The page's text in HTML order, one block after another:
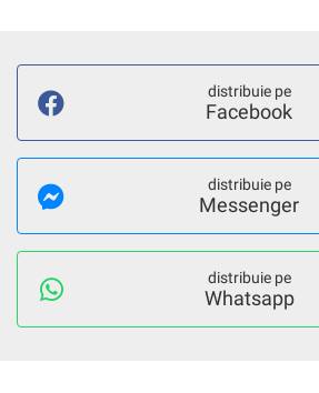
distribuie pe
Facebook
distribuie pe
Messenger
distribuie pe
Whatsapp